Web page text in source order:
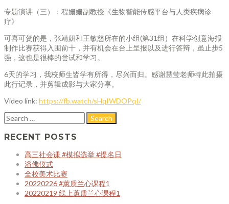
专题演讲（三）：程姗姗副教授《⽣物智能传感平台与⼈类疾病诊
疗》
可喜可贺的是，张靖妍和王敏慈所在的小组(第31组）在科学创意海报
制作比赛获得入围前十，并有机会在台上呈报以及进行答辩，虽止步5
强，这也是很棒的尝试和学习。
6天的学习，我校师生皆学有所得，尽兴而归。感谢慧莹老师特此拍摄
此行记录，并剪辑成影与大家分享。
Video link: https://fb.watch/sHqIWDOPqI/
RECENT POSTS
高三社会课 #模拟选举 #提名日
浴佛仪式
全校美术比赛
20220226 #蕙质兰心课程1
20220219 线上蕙质兰心课程1